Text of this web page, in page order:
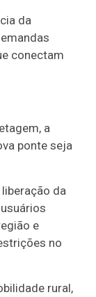
da
conectam
a
ponte seja
da
e
no
rural,